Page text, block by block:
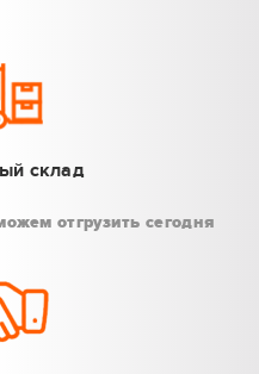
склад
отгрузить сегодня